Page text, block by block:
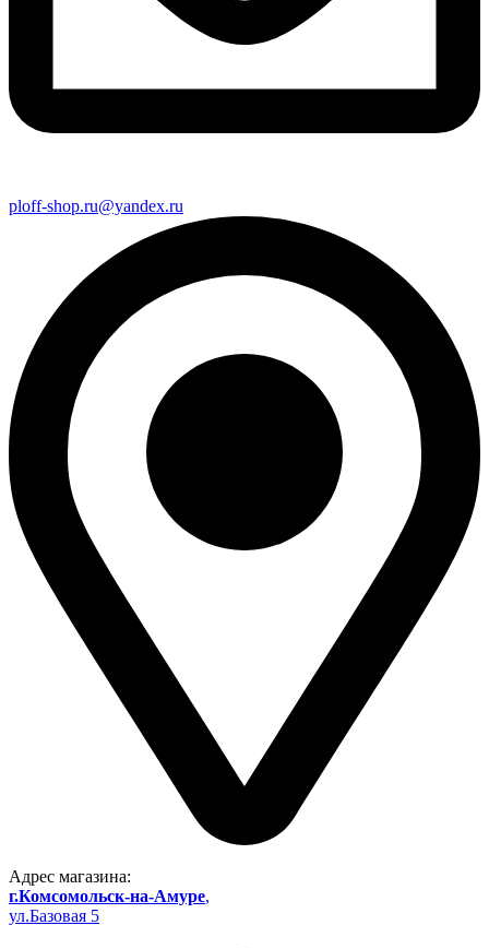
ploff-shop.ru@yandex.ru
Адрес магазина:
г.Комсомольск-на-Амуре,
ул.Базовая 5